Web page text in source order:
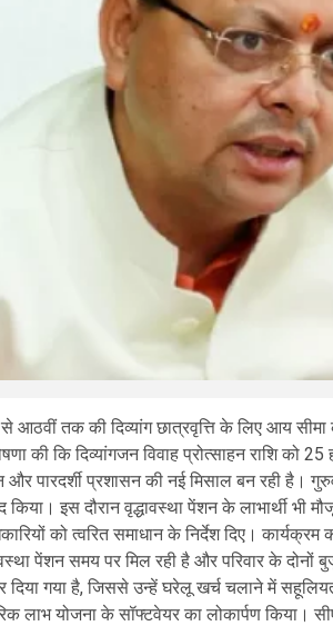
आठवीं तक की दिव्यांग छात्रवृत्ति के लिए आय
की कि दिव्यांगजन विवाह प्रोत्साहन राशि को
पारदर्शी प्रशासन की नई मिसाल बन रही है।
किया। इस दौरान वृद्धावस्था पेंशन के लाभार्थी
को त्वरित समाधान के निर्देश दिए।
पेंशन समय पर मिल रही है और परिवार के दोनों
गया है, जिससे उन्हें घरेलू खर्च चलाने में सहूलियत
लाभ योजना के सॉफ्टवेयर का लोकार्पण